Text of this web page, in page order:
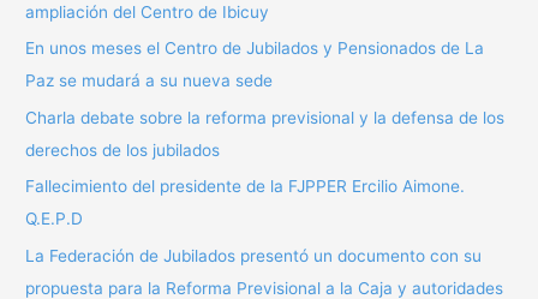
:
ampliación del Centro de Ibicuy
En unos meses el Centro de Jubilados y Pensionados de La
Paz se mudará a su nueva sede
Charla debate sobre la reforma previsional y la defensa de los
derechos de los jubilados
Fallecimiento del presidente de la FJPPER Ercilio Aimone.
Q.E.P.D
La Federación de Jubilados presentó un documento con su
propuesta para la Reforma Previsional a la Caja y autoridades